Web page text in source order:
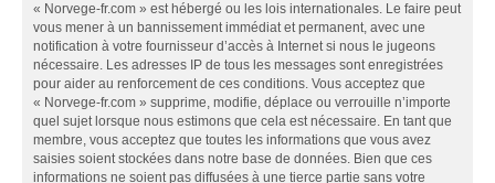
« Norvege-fr.com » est hébergé ou les lois internationales. Le faire peut
vous mener à un bannissement immédiat et permanent, avec une
notification à votre fournisseur d’accès à Internet si nous le jugeons
nécessaire. Les adresses IP de tous les messages sont enregistrées
pour aider au renforcement de ces conditions. Vous acceptez que
« Norvege-fr.com » supprime, modifie, déplace ou verrouille n’importe
quel sujet lorsque nous estimons que cela est nécessaire. En tant que
membre, vous acceptez que toutes les informations que vous avez
saisies soient stockées dans notre base de données. Bien que ces
informations ne soient pas diffusées à une tierce partie sans votre